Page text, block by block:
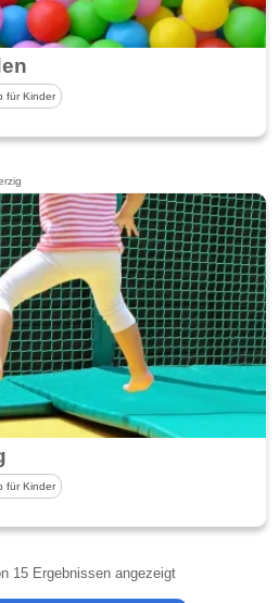
für Kinder
für Kinder
15 Ergebnissen angezeigt